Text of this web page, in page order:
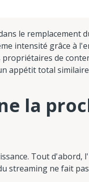
le remplacement
intensité grâce à
de
appétit total
la
Tout d'abord,
streaming ne fait